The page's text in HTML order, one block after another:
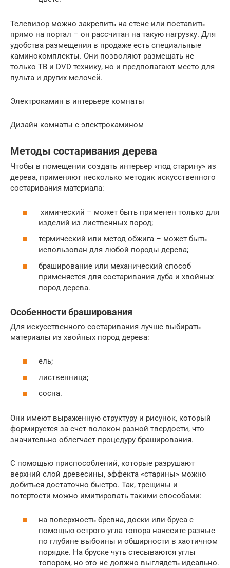
Телевизор можно закрепить на стене или поставить
прямо на портал – он рассчитан на такую нагрузку. Для
удобства размещения в продаже есть специальные
каминокомплекты. Они позволяют размещать не
только ТВ и DVD технику, но и предполагают место для
пульта и других мелочей.
Электрокамин в интерьере комнаты
Дизайн комнаты с электрокамином
Методы состаривания дерева
Чтобы в помещении создать интерьер «под старину» из
дерева, применяют несколько методик искусственного
состаривания материала:
химический – может быть применен только для
изделий из лиственных пород;
термический или метод обжига – может быть
использован для любой породы дерева;
браширование или механический способ
применяется для состаривания дуба и хвойных
пород дерева.
Особенности браширования
Для искусственного состаривания лучше выбирать
материалы из хвойных пород дерева:
ель;
лиственница;
сосна.
Они имеют выраженную структуру и рисунок, который
формируется за счет волокон разной твердости, что
значительно облегчает процедуру браширования.
С помощью приспособлений, которые разрушают
верхний слой древесины, эффекта «старины» можно
добиться достаточно быстро. Так, трещины и
потертости можно имитировать такими способами:
на поверхность бревна, доски или бруса с
помощью острого угла топора нанесите разные
по глубине выбоины и обширности в хаотичном
порядке. На бруске чуть стесываются углы
топором, но это не должно выглядеть идеально.